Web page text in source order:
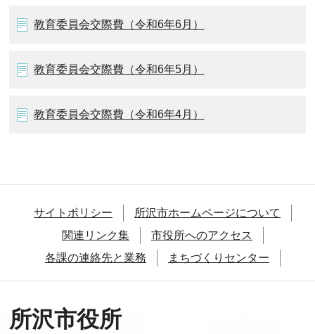
教育委員会交際費（令和6年6月）
教育委員会交際費（令和6年5月）
教育委員会交際費（令和6年4月）
サイトポリシー
所沢市ホームページについて
関連リンク集
市役所へのアクセス
各課の連絡先と業務
まちづくりセンター
所沢市役所